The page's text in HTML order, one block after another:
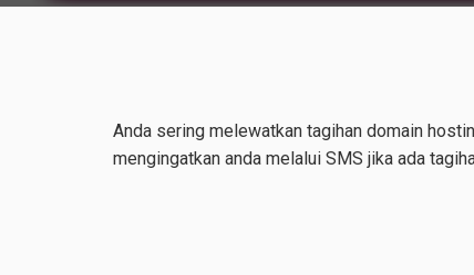
Anda sering melewatkan tagihan domain
mengingatkan anda melalui SMS jika ada